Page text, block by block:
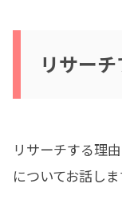
リサー
リサーチする理
についてお話しま